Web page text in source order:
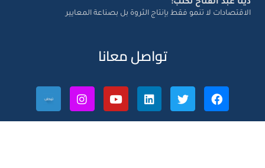
دينا عبد الفتاح تكتب:
الاقتصادات لا تنمو فقط بإنتاج الثروة بل بصناعة المعايير
تواصل معانا